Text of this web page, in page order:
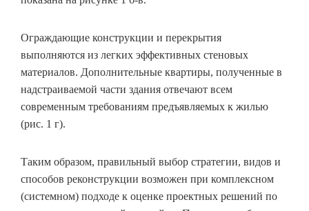
Ограждающие конструкции и перекрытия
выполняются из легких эффективных стеновых
материалов. Дополнительные квартиры, полученные в
надстраиваемой части здания отвечают всем
современным требованиям предъявляемых к жилью
(рис. 1 г).
Таким образом, правильный выбор стратегии, видов и
способов реконструкции возможен при комплексном
(системном) подходе к оценке проектных решений по